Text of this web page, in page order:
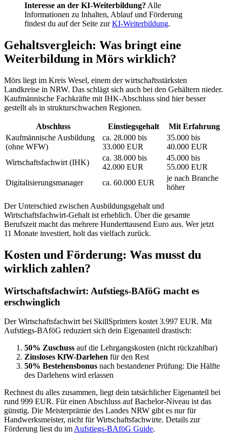
Interesse an der KI-Weiterbildung? Alle
Informationen zu Inhalten, Ablauf und Förderung
findest du auf der Seite zurKI-Weiterbildung.
Gehaltsvergleich: Was bringt eine
Weiterbildung in Mörs wirklich?
Mörs liegt im Kreis Wesel, einem der wirtschaftsstärksten
Landkreise in NRW. Das schlägt sich auch bei den Gehältern nieder.
Kaufmännische Fachkräfte mit IHK-Abschluss sind hier besser
gestellt als in strukturschwachen Regionen.
Abschluss Einstiegsgehalt
Mit Erfahrung
Kaufmännische Ausbildung
(ohne WFW)
ca. 28.000 bis
33.000 EUR
35.000 bis
40.000 EUR
Wirtschaftsfachwirt (IHK)
ca. 38.000 bis
42.000 EUR
45.000 bis
55.000 EUR
Digitalisierungsmanager
ca. 60.000 EUR
je nach Branche
höher
Der Unterschied zwischen Ausbildungsgehalt und
Wirtschaftsfachwirt-Gehalt ist erheblich. Über die gesamte
Berufszeit macht das mehrere Hunderttausend Euro aus. Wer jetzt
11 Monate investiert, holt das vielfach zurück.
Kosten und Förderung: Was musst du
wirklich zahlen?
Wirtschaftsfachwirt: Aufstiegs-BAföG macht es
erschwinglich
Der Wirtschaftsfachwirt bei SkillSprinters kostet 3.997 EUR. Mit
Aufstiegs-BAföG reduziert sich dein Eigenanteil drastisch:
50% Zuschuss auf die Lehrgangskosten (nicht rückzahlbar)
Zinsloses KfW-Darlehen für den Rest
50% Bestehensbonus nach bestandener Prüfung: Die Hälfte
des Darlehens wird erlassen
Rechnest du alles zusammen, liegt dein tatsächlicher Eigenanteil bei
rund 999 EUR. Für einen Abschluss auf Bachelor-Niveau ist das
günstig. Die Meisterprämie des Landes NRW gibt es nur für
Handwerksmeister, nicht für Wirtschaftsfachwirte. Details zur
Förderung liest du im Aufstiegs-BAföG Guide.